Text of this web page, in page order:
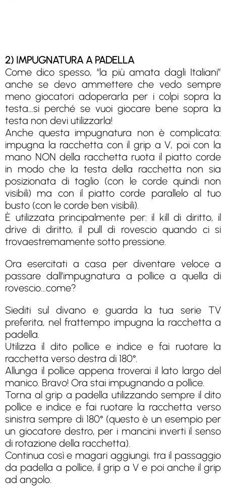
2) IMPUGNATURA A PADELLA
Come dico spesso, “la più amata dagli Italiani”
anche se devo ammettere che vedo sempre
meno giocatori adoperarla per i colpi sopra la
testa…si perché se vuoi giocare bene sopra la
testa non devi utilizzarla!
Anche questa impugnatura non è complicata:
impugna la racchetta con il grip a V, poi con la
mano NON della racchetta ruota il piatto corde
in modo che la testa della racchetta non sia
posizionata di taglio (con le corde quindi non
visibili) ma con il piatto corde parallelo al tuo
busto (con le corde ben visibili).
È utilizzata principalmente per: il kill di diritto, il
drive di diritto, il pull di rovescio quando ci si
trovaestremamente sotto pressione.
Ora esercitati a casa per diventare veloce a
passare dall’impugnatura a pollice a quella di
rovescio…come?
Siediti sul divano e guarda la tua serie TV
preferita, nel frattempo impugna la racchetta a
padella.
Utilizza il dito pollice e indice e fai ruotare la
racchetta verso destra di 180°.
Allunga il pollice appena troverai il lato largo del
manico. Bravo! Ora stai impugnando a pollice.
Torna al grip a padella utilizzando sempre il dito
pollice e indice e fai ruotare la racchetta verso
sinistra sempre di 180° (questo è un esempio per
un giocatore destro, per i mancini inverti il senso
di rotazione della racchetta).
Continua così e magari aggiungi, tra il passaggio
da padella a pollice, il grip a V e poi anche il grip
ad angolo.